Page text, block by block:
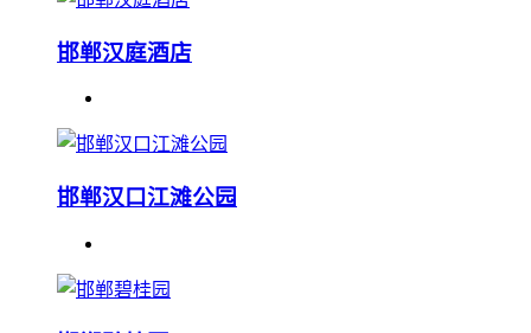
邯郸汉庭酒店
邯郸汉口江滩公园